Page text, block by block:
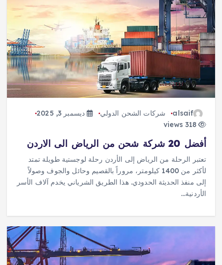
alsaif شركات الشحن الدولي
ديسمبر 3, 2025
أفضل 20 شركة شحن من الرياض الى الاردن
تعتبر الرحلة من الرياض إلى الأردن رحلة لوجستية طويلة تمتد
لأكثر من 1400 كيلومتر، مروراً بالقصيم وحائل والجوف وصولاً
إلى منفذ الحديثة الحدودي. هذا الطريق الشرياني يخدم آلاف الأسر
الأردنية…